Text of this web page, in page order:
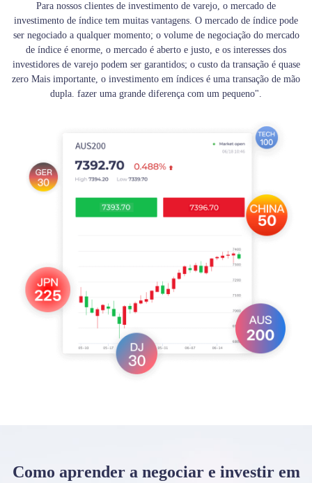
Para nossos clientes de investimento de varejo, o mercado de
investimento de índice tem muitas vantagens. O mercado de índice pode
ser negociado a qualquer momento; o volume de negociação do mercado
de índice é enorme, o mercado é aberto e justo, e os interesses dos
investidores de varejo podem ser garantidos; o custo da transação é quase
zero Mais importante, o investimento em índices é uma transação de mão
dupla. fazer uma grande diferença com um pequeno".
Como aprender a negociar e investir em